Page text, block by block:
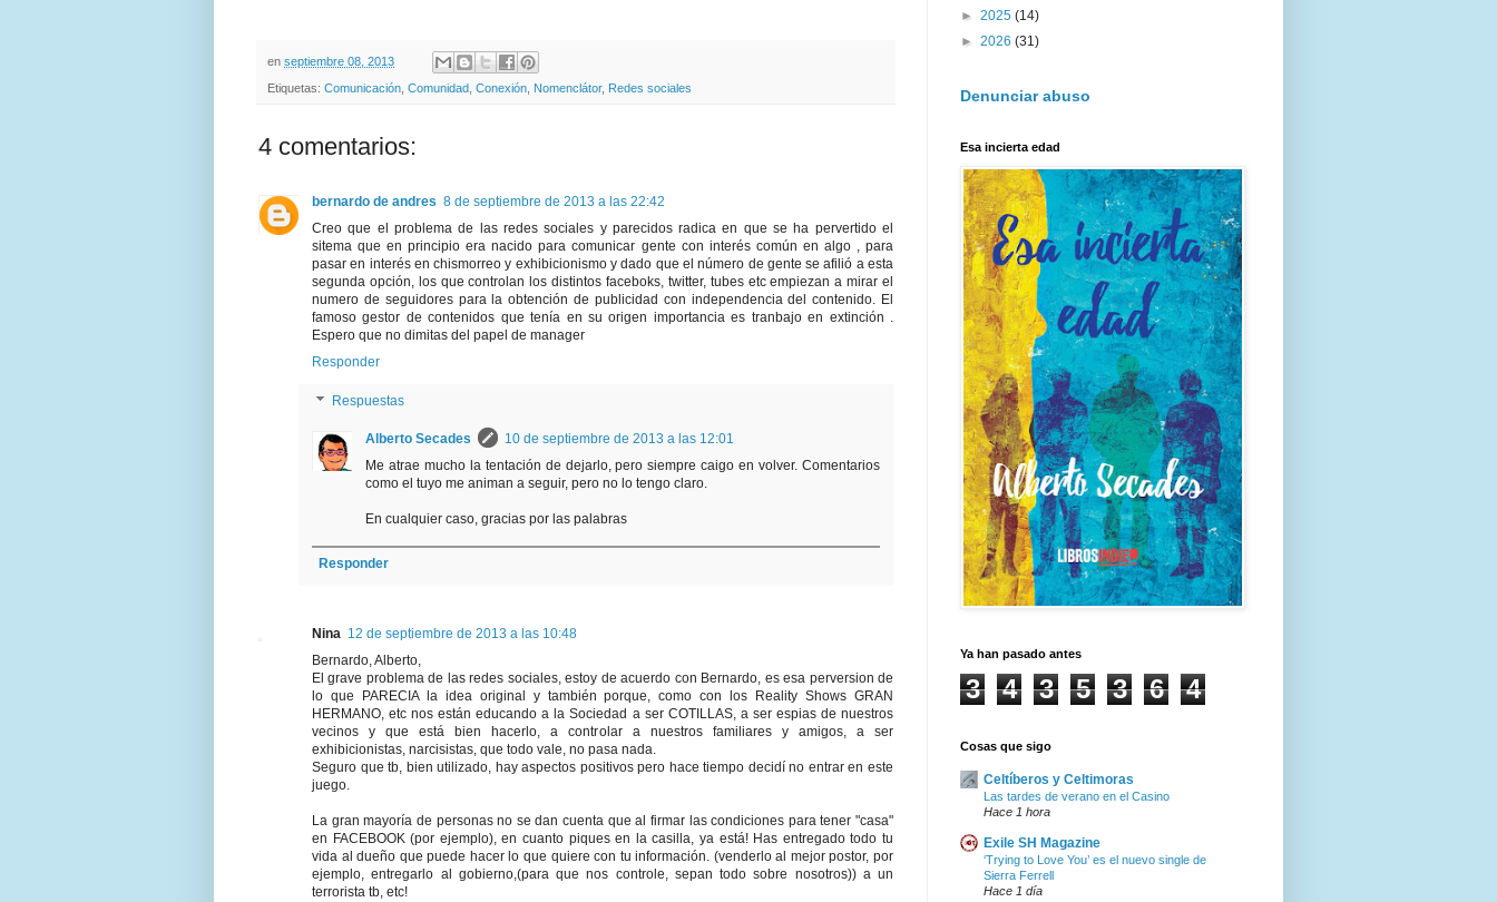
en septiembre 08, 2013
Etiquetas: Comunicación Comunidad Conexión Nomenclátor, Redes sociales
4 comentarios:
bernardo de andres 8 de septiembre de 2013 a las 22:42
Creo que el problema de las redes sociales y parecidos radica en que se ha pervertido el
sitema que en principio era nacido para comunicar gente con interés común en algo , para
pasar en interés en chismorreo y exhibicionismo y dado que el número de gente se afilió a esta
segunda opción, los que controlan los distintos faceboks, twitter, tubes etc empiezan a mirar el
numero de seguidores para la obtención de publicidad con independencia del contenido. El
famoso gestor de contenidos que tenía en su origen importancia es tranbajo en extinción .
Espero que no dimitas del papel de manager
Responder
Respuestas
Alberto Secades
10 de septiembre de 2013 a las 12:01
Me atrae mucho la tentación de dejarlo, pero siempre caigo en volver. Comentarios
como el tuyo me animan a seguir, pero no lo tengo claro.
En cualquier caso, gracias por las palabras
Responder
Nina 12 de septiembre de 2013 a las 10:48
Bernardo, Alberto,
El grave problema de las redes sociales, estoy de acuerdo con Bernardo, es esa perversion de
lo que PARECIA la idea original y también porque, como con los Reality Shows GRAN
HERMANO, etc nos están educando a la Sociedad a ser COTILLAS, a ser espias de nuestros
vecinos y que está bien hacerlo, a controlar a nuestros familiares y amigos, a ser
exhibicionistas, narcisistas, que todo vale, no pasa nada.
Seguro que tb, bien utilizado, hay aspectos positivos pero hace tiempo decidí no entrar en este
juego.
La gran mayoría de personas no se dan cuenta que al firmar las condiciones para tener "casa"
en FACEBOOK (por ejemplo), en cuanto piques en la casilla, ya está! Has entregado todo tu
vida al dueño que puede hacer lo que quiere con tu información. (venderlo al mejor postor, por
ejemplo, entregarlo al gobierno,(para que nos controle, sepan todo sobre nosotros)) a un
terrorista tb, etc!
► 2025 (14)
► 2026 (31)
Denunciar abuso
Esa incierta edad
Ya han pasado antes
3 4 3 5 3 6 4
Cosas que sigo
Celtíberos y Celtimoras
Las tardes de verano en el Casino
Hace 1 hora
Exile SH Magazine
‘Trying to Love You’ es el nuevo single de
Sierra Ferrell
Hace 1 día